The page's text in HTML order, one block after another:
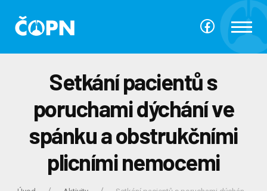
Setkání pacientů s
poruchami dýchání ve
spánku a obstrukčními
plicními nemocemi